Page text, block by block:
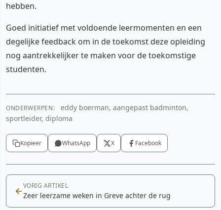
hebben.
Goed initiatief met voldoende leermomenten en een
degelijke feedback om in de toekomst deze opleiding
nog aantrekkelijker te maken voor de toekomstige
studenten.
ONDERWERPEN:
eddy boerman, aangepast badminton,
sportleider, diploma
Kopieer WhatsApp X Facebook
VORIG ARTIKEL
Zeer leerzame weken in Greve achter de rug